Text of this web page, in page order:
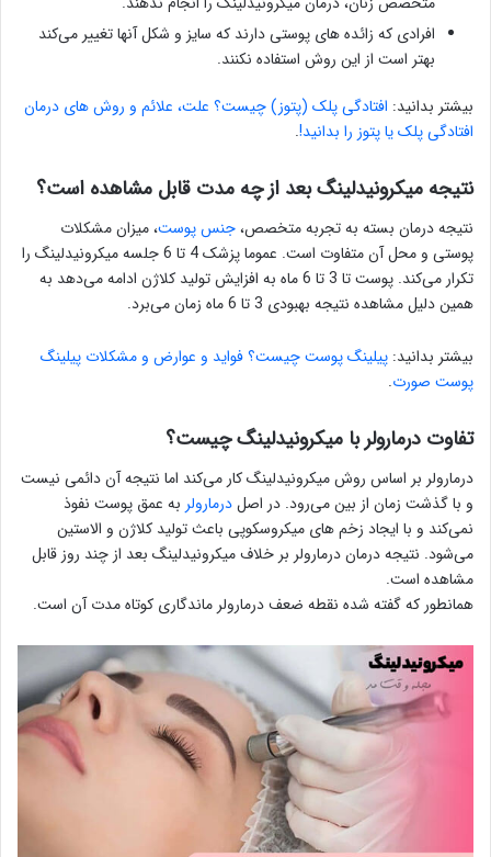
افرادی که زائده های پوستی دارند که سایز و شکل آنها تغییر می‌کند
بهتر است از این روش استفاده نکنند.
بیشتر بدانید: افتادگی پلک (پتوز) چیست؟ علت، علائم و روش های درمان
افتادگی پلک یا پتوز را بدانید!.
نتیجه میکرونیدلینگ بعد از چه مدت قابل مشاهده است؟
نتیجه درمان بسته به تجربه متخصص،جنس پوست، میزان مشکلات
پوستی و محل آن متفاوت است. عموما پزشک 4 تا 6 جلسه میکرونیدلینگ را
تکرار می‌کند. پوست تا 3 تا 6 ماه به افزایش تولید کلاژن ادامه می‌دهد به
همین دلیل مشاهده نتیجه بهبودی 3 تا 6 ماه زمان می‌برد.
بیشتر بدانید: پیلینگ پوست چیست؟ فواید و عوارض و مشکلات پیلینگ
پوست صورت.
تفاوت درمارولر با میکرونیدلینگ چیست؟
درمارولر بر اساس روش میکرونیدلینگ کار می‌کند اما نتیجه آن دائمی نیست
و با گذشت زمان از بین می‌رود. در اصلدرمارولر به عمق پوست نفوذ
نمی‌کند و با ایجاد زخم های میکروسکوپی باعث تولید کلاژن و الاستین
می‌شود. نتیجه درمان درمارولر بر خلاف میکرونیدلینگ بعد از چند روز قابل
مشاهده است.
همانطور که گفته شده نقطه ضعف درمارولر ماندگاری کوتاه مدت آن است.